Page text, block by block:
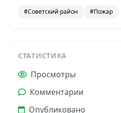
#Советский район #Пожар
СТАТИСТИКА
Просмотры
Комментарии
Опубликовано